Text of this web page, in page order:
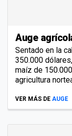
Auge
Sentado en la
350.000
maíz de
agricultura
VER MÁS DE AUGE